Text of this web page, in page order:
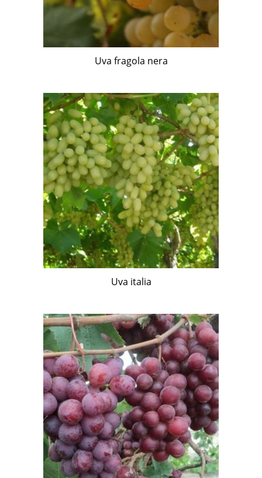
Uva fragola nera
Uva italia